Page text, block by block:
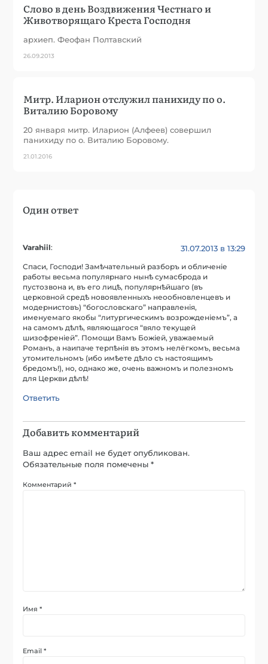
Слово в день Воздвижения Честнаго и
Животворящаго Креста Господня
архиеп. Феофан Полтавский
26.09.2013
Митр. Иларион отслужил панихиду по о.
Виталию Боровому
20 января митр. Иларион (Алфеев) совершил
панихиду по о. Виталию Боровому.
21.01.2016
Один ответ
Varahiil: 31.07.2013 в 13:29
Спаси, Господи! Замѣчательный разборъ и обличенiе
работы весьма популярнаго нынѣ сумасброда и
пустозвона и, въ его лицѣ, популярнѣйшаго (въ
церковной средѣ новоявленныхъ неообновленцевъ и
модернистовъ) “богословскаго” направленiя,
именуемаго якобы “литургическимъ возрожденiемъ”, а
на самомъ дѣлѣ, являющагося “вяло текущей
шизофренiей”. Помощи Вамъ Божiей, уважаемый
Романъ, а наипаче терпѣнiя въ этомъ нелёгкомъ, весьма
утомительномъ (ибо имѣете дѣло съ настоящимъ
бредомъ!), но, однако же, очень важномъ и полезномъ
для Церкви дѣлѣ!
Ответить
Добавить комментарий
Ваш адрес email не будет опубликован.
Обязательные поля помечены*
Комментарий*
Имя*
Email*